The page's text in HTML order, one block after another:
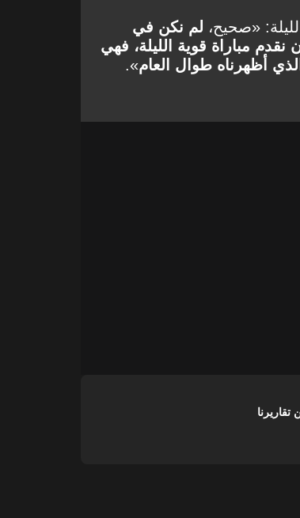
«صحيح، لم نكن في
نقدم مباراة قوية الليلة، فهي
أظهرناه طوال العام».